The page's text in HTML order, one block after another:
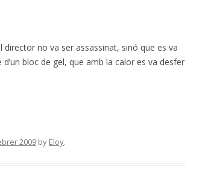
director no va ser assassinat, sinó que es va
bloc de gel, que amb la calor es va desfer
2009 by Eloy.